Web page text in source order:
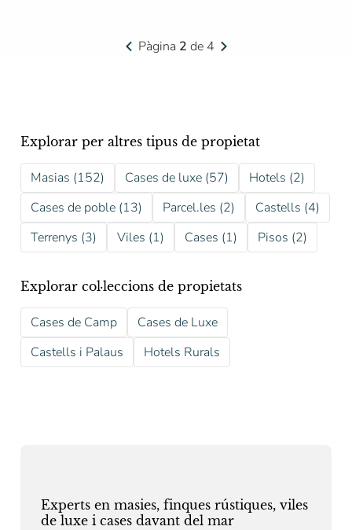
Pàgina 2 de 4
Explorar per altres tipus de propietat
Masias (152) Cases de luxe (57)
Hotels (2)
Cases de poble (13)
Parcel.les (2)
Castells (4)
Terrenys (3)
Viles (1) Cases (1) Pisos (2)
Explorar col·leccions de propietats
Cases de Camp
Cases de Luxe
Castells i Palaus
Hotels Rurals
Experts en masies, finques rústiques, viles
de luxe i cases davant del mar